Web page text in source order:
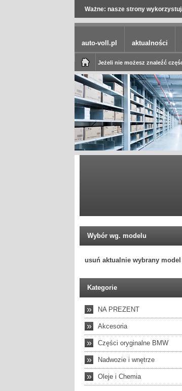
Ważne: nasze strony
auto-voll.pl aktualności
Jeżeli nie możesz znaleźć
Wybór wg. modelu
usuń aktualnie wybrany model
Kategorie
» NA PREZENT
» Akcesoria
» Części oryginalne BMW
» Nadwozie i wnętrze
» Oleje i Chemia